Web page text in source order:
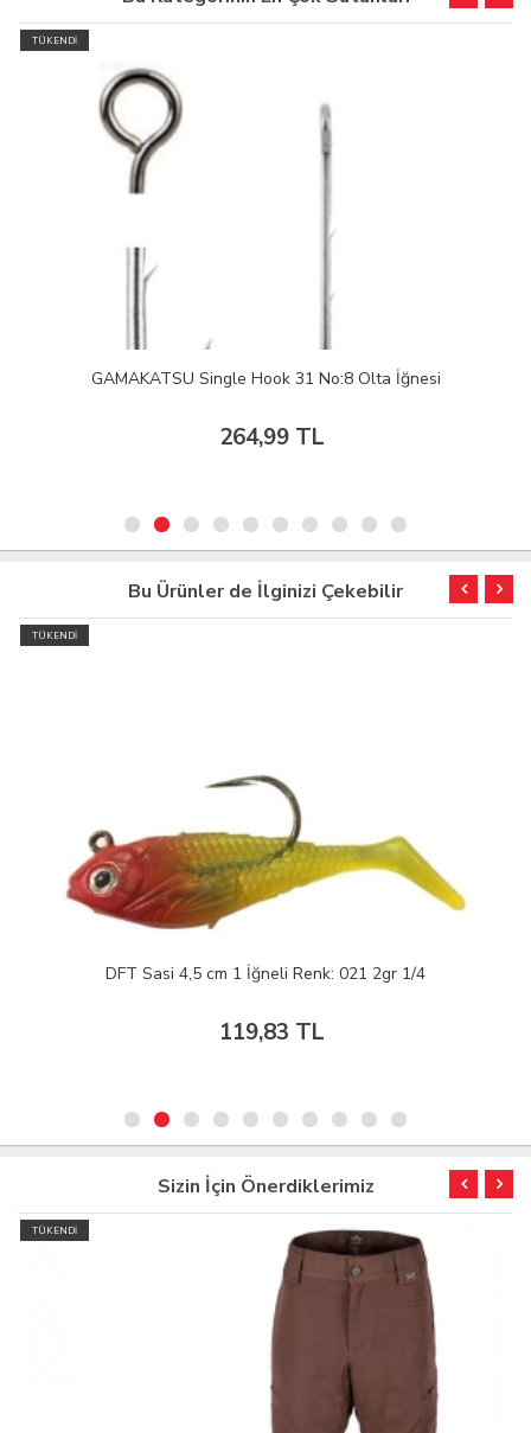
TÜKENDİ
GAMAKATSU Single Hook 31 No:8 Olta İğnesi
264,99 TL
Bu Ürünler de İlginizi Çekebilir
TÜKENDİ
DFT Sasi 4,5 cm 1 İğneli Renk: 021 2gr 1/4
119,83 TL
Sizin İçin Önerdiklerimiz
TÜKENDİ